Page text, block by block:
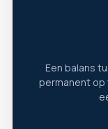
Een balans
permanent op